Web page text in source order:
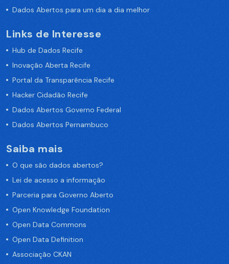
Dados Abertos para um dia a dia melhor
Links de Interesse
Hub de Dados Recife
Inovação Aberta Recife
Portal da Transparência Recife
Hacker Cidadão Recife
Dados Abertos Governo Federal
Dados Abertos Pernambuco
Saiba mais
O que são dados abertos?
Lei de acesso a informação
Parceria para Governo Aberto
Open Knowledge Foundation
Open Data Commons
Open Data Definition
Associação CKAN